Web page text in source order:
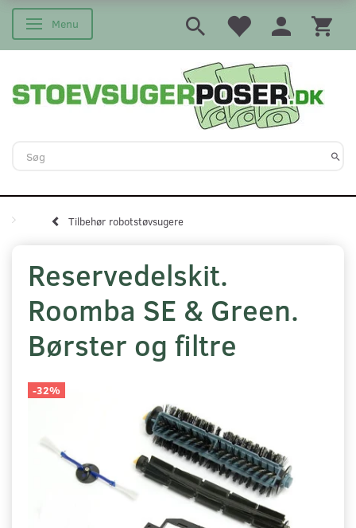
Skifte navigation
Menu
Tilbehør robotstøvsugere
Reservedelskit.
Roomba SE & Green.
Børster og filtre
-32%